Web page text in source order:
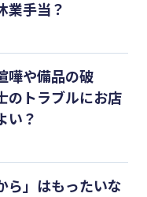
業手当？
嘩や備品の破
トラブルにお店
い？
ら」はもったいな